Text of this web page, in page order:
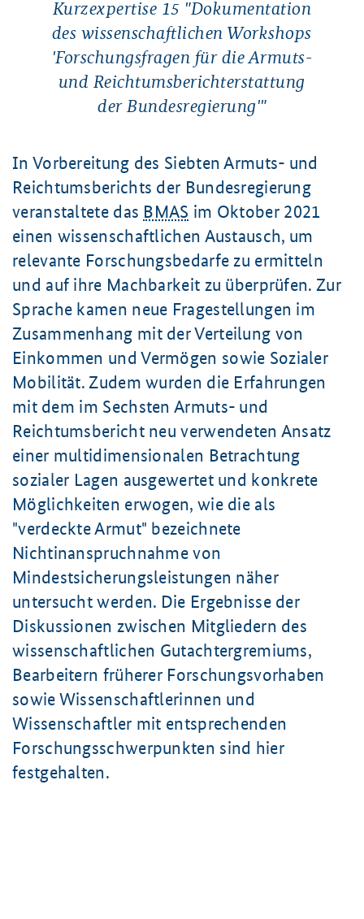
Kurzexpertise 15 "Dokumentation
des wissenschaftlichen Workshops
'Forschungsfragen für die Armuts-
und Reichtumsberichterstattung
der Bundesregierung'"
In Vorbereitung des Siebten Armuts- und
Reichtumsberichts der Bundesregierung
veranstaltete das BMAS im Oktober 2021
einen wissenschaftlichen Austausch, um
relevante Forschungsbedarfe zu ermitteln
und auf ihre Machbarkeit zu überprüfen. Zur
Sprache kamen neue Fragestellungen im
Zusammenhang mit der Verteilung von
Einkommen und Vermögen sowie Sozialer
Mobilität. Zudem wurden die Erfahrungen
mit dem im Sechsten Armuts- und
Reichtumsbericht neu verwendeten Ansatz
einer multidimensionalen Betrachtung
sozialer Lagen ausgewertet und konkrete
Möglichkeiten erwogen, wie die als
"verdeckte Armut" bezeichnete
Nichtinanspruchnahme von
Mindestsicherungsleistungen näher
untersucht werden. Die Ergebnisse der
Diskussionen zwischen Mitgliedern des
wissenschaftlichen Gutachtergremiums,
Bearbeitern früherer Forschungsvorhaben
sowie Wissenschaftlerinnen und
Wissenschaftler mit entsprechenden
Forschungsschwerpunkten sind hier
festgehalten.